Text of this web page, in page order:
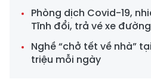
Phòng dịch Covid-19,
Tĩnh đổi, trả vé xe
Nghề “chở tết về nhà”
triệu mỗi ngày